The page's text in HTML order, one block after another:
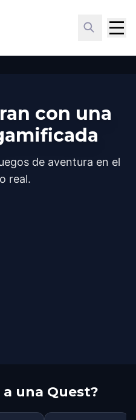
con una
de aventura en el
real.
una Quest?